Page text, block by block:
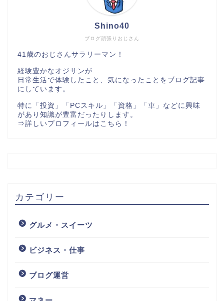
ブログ頑張りおじさん
Shino40
41歳のおじさんサラリーマン！
経験豊かなオジサンが…
日常生活で体験したこと、気になったことをブログ記事
にしています。
特に「投資」「PCスキル」「資格」「車」などに興味
があり知識が豊富だったりします。
⇒詳しいプロフィールはこちら！
カテゴリー
グルメ・スイーツ
ビジネス・仕事
ブログ運営